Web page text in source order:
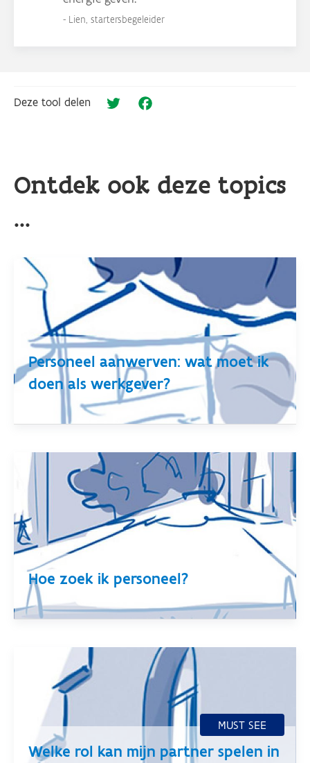
Lien, startersbegeleider
Deze tool delen Twitter
Ontdek ook deze topics
...
Personeel aanwerven: wat moet ik
doen als werkgever?
Hoe zoek ik personeel?
Welke rol kan mijn partner spelen in